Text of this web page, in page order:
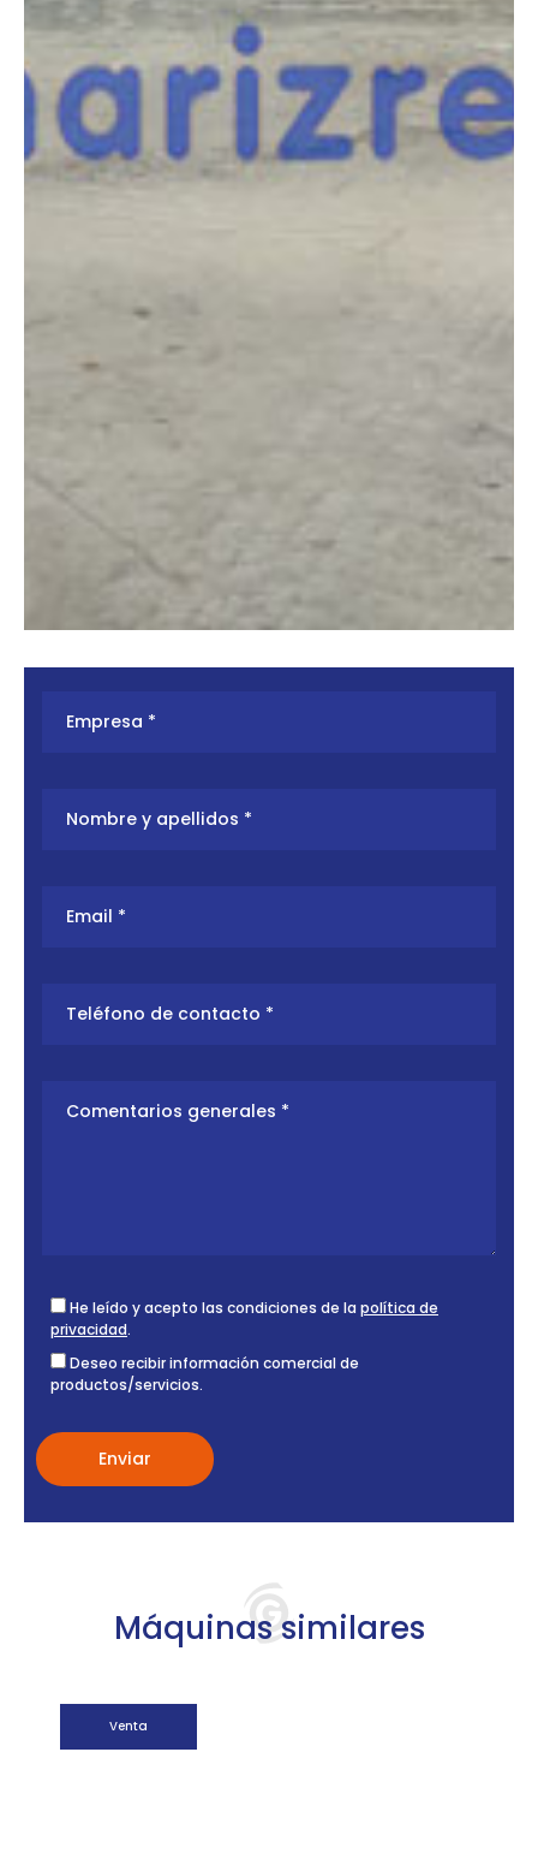
¿Te interesa
esta máquina?
Rellena este formulario y recibiremos tu solicitud
sobre esta máquina para ponernos en contacto
directo contigo.
Jlg 450AJ Serie II
He leído y acepto las condiciones de la política de
privacidad.
Deseo recibir información comercial de
productos/servicios.
Máquinas similares
Venta